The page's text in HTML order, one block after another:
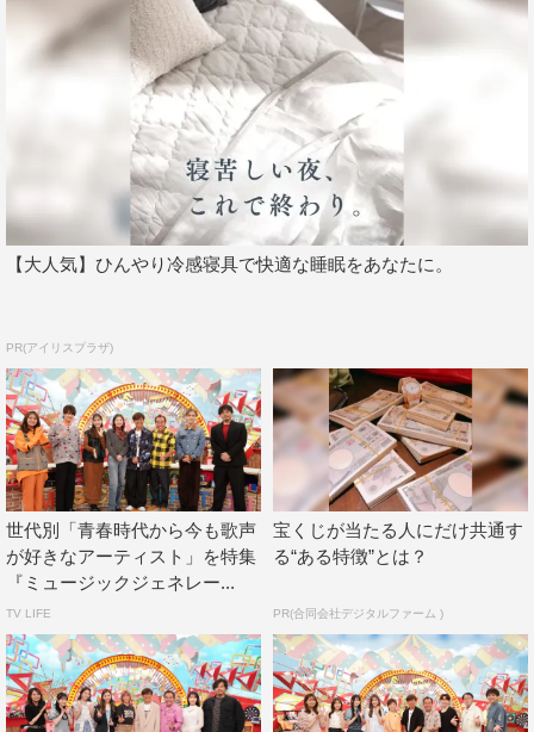
のか。
また、M!LKの楽曲をメジャーデビュー曲「Ribbon」か
ら、最新曲の「アイドルパワー」まで年度ごとにMVやラ
イブ映像で紹介。フジテレビの音楽番組に出演した時の貴
重な歌唱映像も登場。スタジオでは、結成から現在までの
年表を見ながら、当時のエピソードを聞いていく。スタジ
オの曽野＆吉田のデビュー当時のビジュアルや、紅白初出
場決定の瞬間の映像も公開する。
◆収録を終えての感想をお聞かせください。
曽野：前回出させていただいたときもそうだったんですけ
ど、カラオケに行きたくなりますね！令和・平成だけじゃ
なく、昭和の曲も新たに知ることができて、名曲はずっと
引き継がれていくものなんだなと思いました。
吉田：自分の世代以外の曲に触れるといろんな名曲があっ
て、ある歌手の雰囲気が後の時代の歌手に引き継がれてい
く様も見ることができたので、日本の音楽の歴史を見たよ
うな気がして、すごく勉強になりました。この歴史を僕ら
M!LKでもつないでいけるようにって考えると、もっと頑
【大人気】ひんやり冷感寝具で快適な睡眠をあなたに。
PR(アイリスプラザ)
世代別「青春時代から今も歌声
が好きなアーティスト」を特集
『ミュージックジェネレー...
TV LIFE
宝くじが当たる人にだけ共通す
る“ある特徴”とは？
PR(合同会社デジタルファーム )